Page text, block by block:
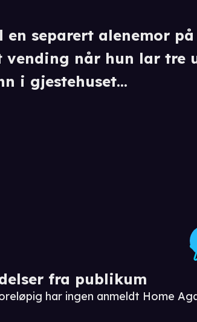
fra publikum
har ingen anmeldt Home
en separert alenemor
vending når hun lar tre
i gjestehuset...